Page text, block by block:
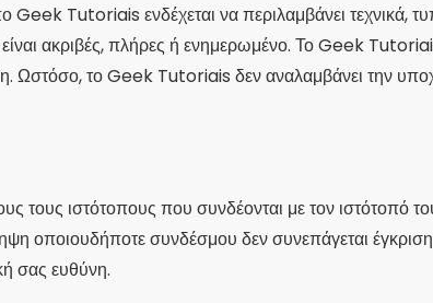
Geek Tutoriais ενδέχεται να περιλαμβάνει
ακριβές, πλήρες ή ενημερωμένο. Το Geek
Ωστόσο, το Geek Tutoriais δεν αναλαμβάνει την
τους ιστότοπους που συνδέονται με τον ιστότοπό
οποιουδήποτε συνδέσμου δεν συνεπάγεται
σας ευθύνη.